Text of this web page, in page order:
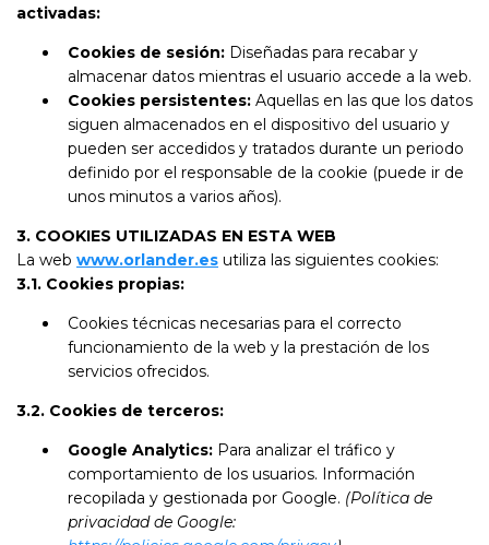
activadas:
Cookies de sesión: Diseñadas para recabar y
almacenar datos mientras el usuario accede a la web.
Cookies persistentes: Aquellas en las que los datos
siguen almacenados en el dispositivo del usuario y
pueden ser accedidos y tratados durante un periodo
definido por el responsable de la cookie (puede ir de
unos minutos a varios años).
3. COOKIES UTILIZADAS EN ESTA WEB
La web www.orlander.es utiliza las siguientes cookies:
3.1. Cookies propias:
Cookies técnicas necesarias para el correcto
funcionamiento de la web y la prestación de los
servicios ofrecidos.
3.2. Cookies de terceros:
Google Analytics: Para analizar el tráfico y
comportamiento de los usuarios. Información
recopilada y gestionada por Google. (Política de
privacidad de Google: